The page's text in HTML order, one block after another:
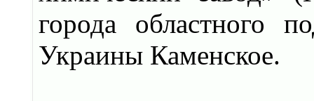
города областного
Украины Каменское.